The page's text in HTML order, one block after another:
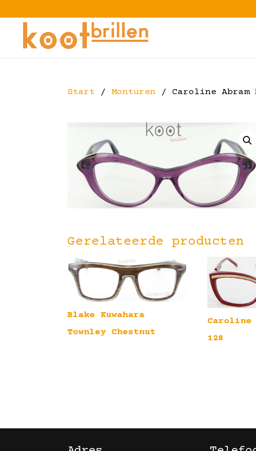
Start /Monturen / Caroline Abram
Gerelateerde producten
Blake Kuwahara
Townley Chestnut
Caroline
128